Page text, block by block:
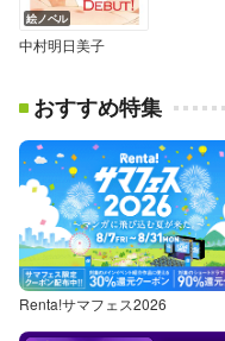
絵ノベル
中村明日美子
おすすめ特集
Renta!サマフェス2026